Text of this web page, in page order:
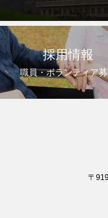
採用情報
職員・ボランティア
〒